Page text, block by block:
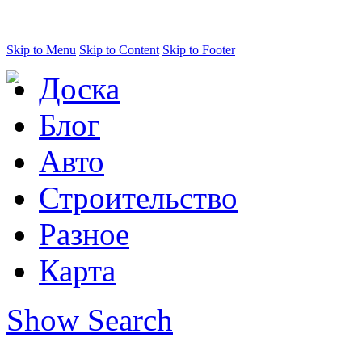
Skip to Menu Skip to Content Skip to Footer
Доска
Блог
Авто
Строительство
Разное
Карта
Show Search